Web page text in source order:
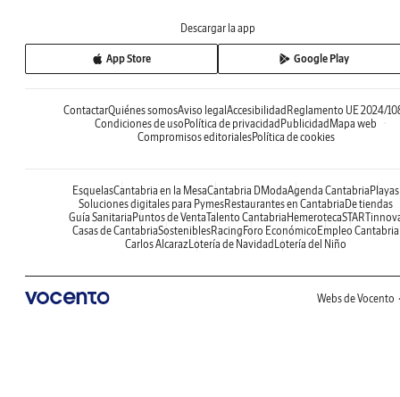
Descargar la app
App Store Google Play
ContactarQuiénes somosAviso legalAccesibilidadReglamento UE 2024/
Condiciones de usoPolítica de privacidadPublicidadMapa web
Compromisos editorialesPolítica de cookies
EsquelasCantabria en la MesaCantabria DModaAgenda CantabriaPlayas
Soluciones digitales para PymesRestaurantes en CantabriaDe tiendas
Guía SanitariaPuntos de VentaTalento CantabriaHemeroteca
Casas de CantabriaSosteniblesRacingForo EconómicoEmpleo Cantabria
Carlos AlcarazLotería de NavidadLotería del Niño
Webs de Vocento